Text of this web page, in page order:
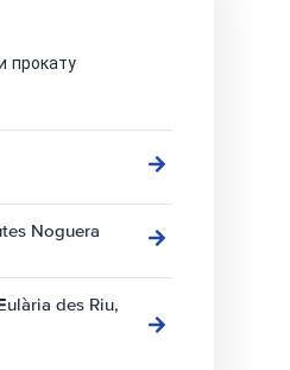
прокату
Noguera
des Riu,